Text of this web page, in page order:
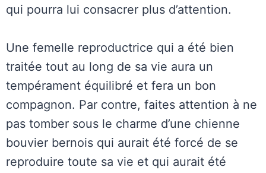
qui pourra lui consacrer plus d’attention.
Une femelle reproductrice qui a été bien
traitée tout au long de sa vie aura un
tempérament équilibré et fera un bon
compagnon. Par contre, faites attention à ne
pas tomber sous le charme d’une chienne
bouvier bernois qui aurait été forcé de se
reproduire toute sa vie et qui aurait été